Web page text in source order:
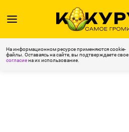
На информационном ресурсе применяются cookie-
файлы. Оставаясь на сайте, вы подтверждаете свое
согласиена их использование.